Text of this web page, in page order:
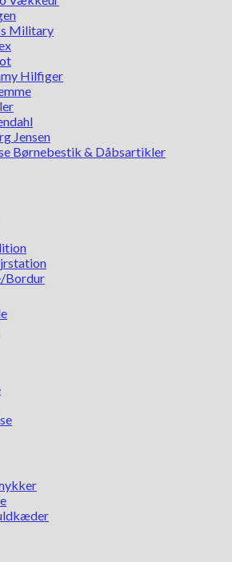
Military
Hilfiger
Jensen
Børnebestik & Dåbsartikler
Bordur